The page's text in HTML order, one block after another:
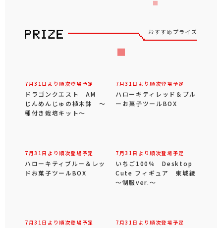
おすすめプライズ
7月31日より順次登場予定
ドラゴンクエスト AM
じんめんじゅの植木鉢 ～
種付き栽培キット～
7月31日より順次登場予定
ハローキティレッド＆ブル
ーお菓子ツールBOX
7月31日より順次登場予定
ハローキティブルー＆レッ
ドお菓子ツールBOX
7月31日より順次登場予定
いちご100％ Desktop
Cute フィギュア 東城綾
～制服ver.～
7月31日より順次登場予定 7月31日より順次登場予定